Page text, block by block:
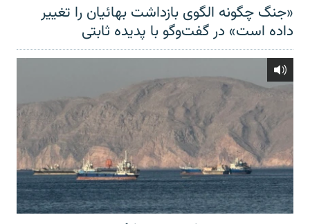
«جنگ چگونه الگوی بازداشت بهائیان را تغییر
داده است» در گفت‌وگو با پدیده ثابتی